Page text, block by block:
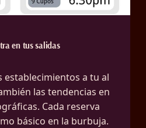
en tus salidas
establecimientos a tu al
las tendencias en
Cada reserva
básico en la burbuja.